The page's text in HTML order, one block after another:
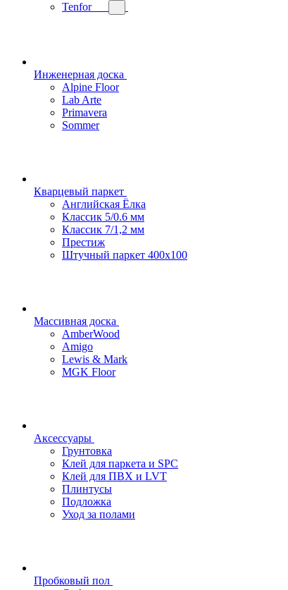
Tenfor
Инженерная доска
Alpine Floor
Lab Arte
Primavera
Sommer
Кварцевый паркет
Английская Ёлка
Классик 5/0.6 мм
Классик 7/1,2 мм
Престиж
Штучный паркет 400x100
Массивная доска
AmberWood
Amigo
Lewis & Mark
MGK Floor
Аксессуары
Грунтовка
Клей для паркета и SPC
Клей для ПВХ и LVT
Плинтусы
Подложка
Уход за полами
Пробковый пол